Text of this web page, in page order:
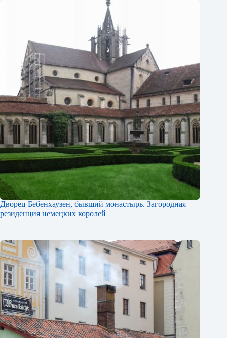
Дворец Бебенхаузен, бывший монастырь. Загородная
резиденция немецких королей